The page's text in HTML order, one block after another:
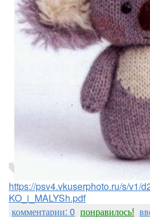
https://psv4.vkuserphoto.ru/s/v1/
KO_i_MALYSh.pdf
комментарии: 0 понравилось!